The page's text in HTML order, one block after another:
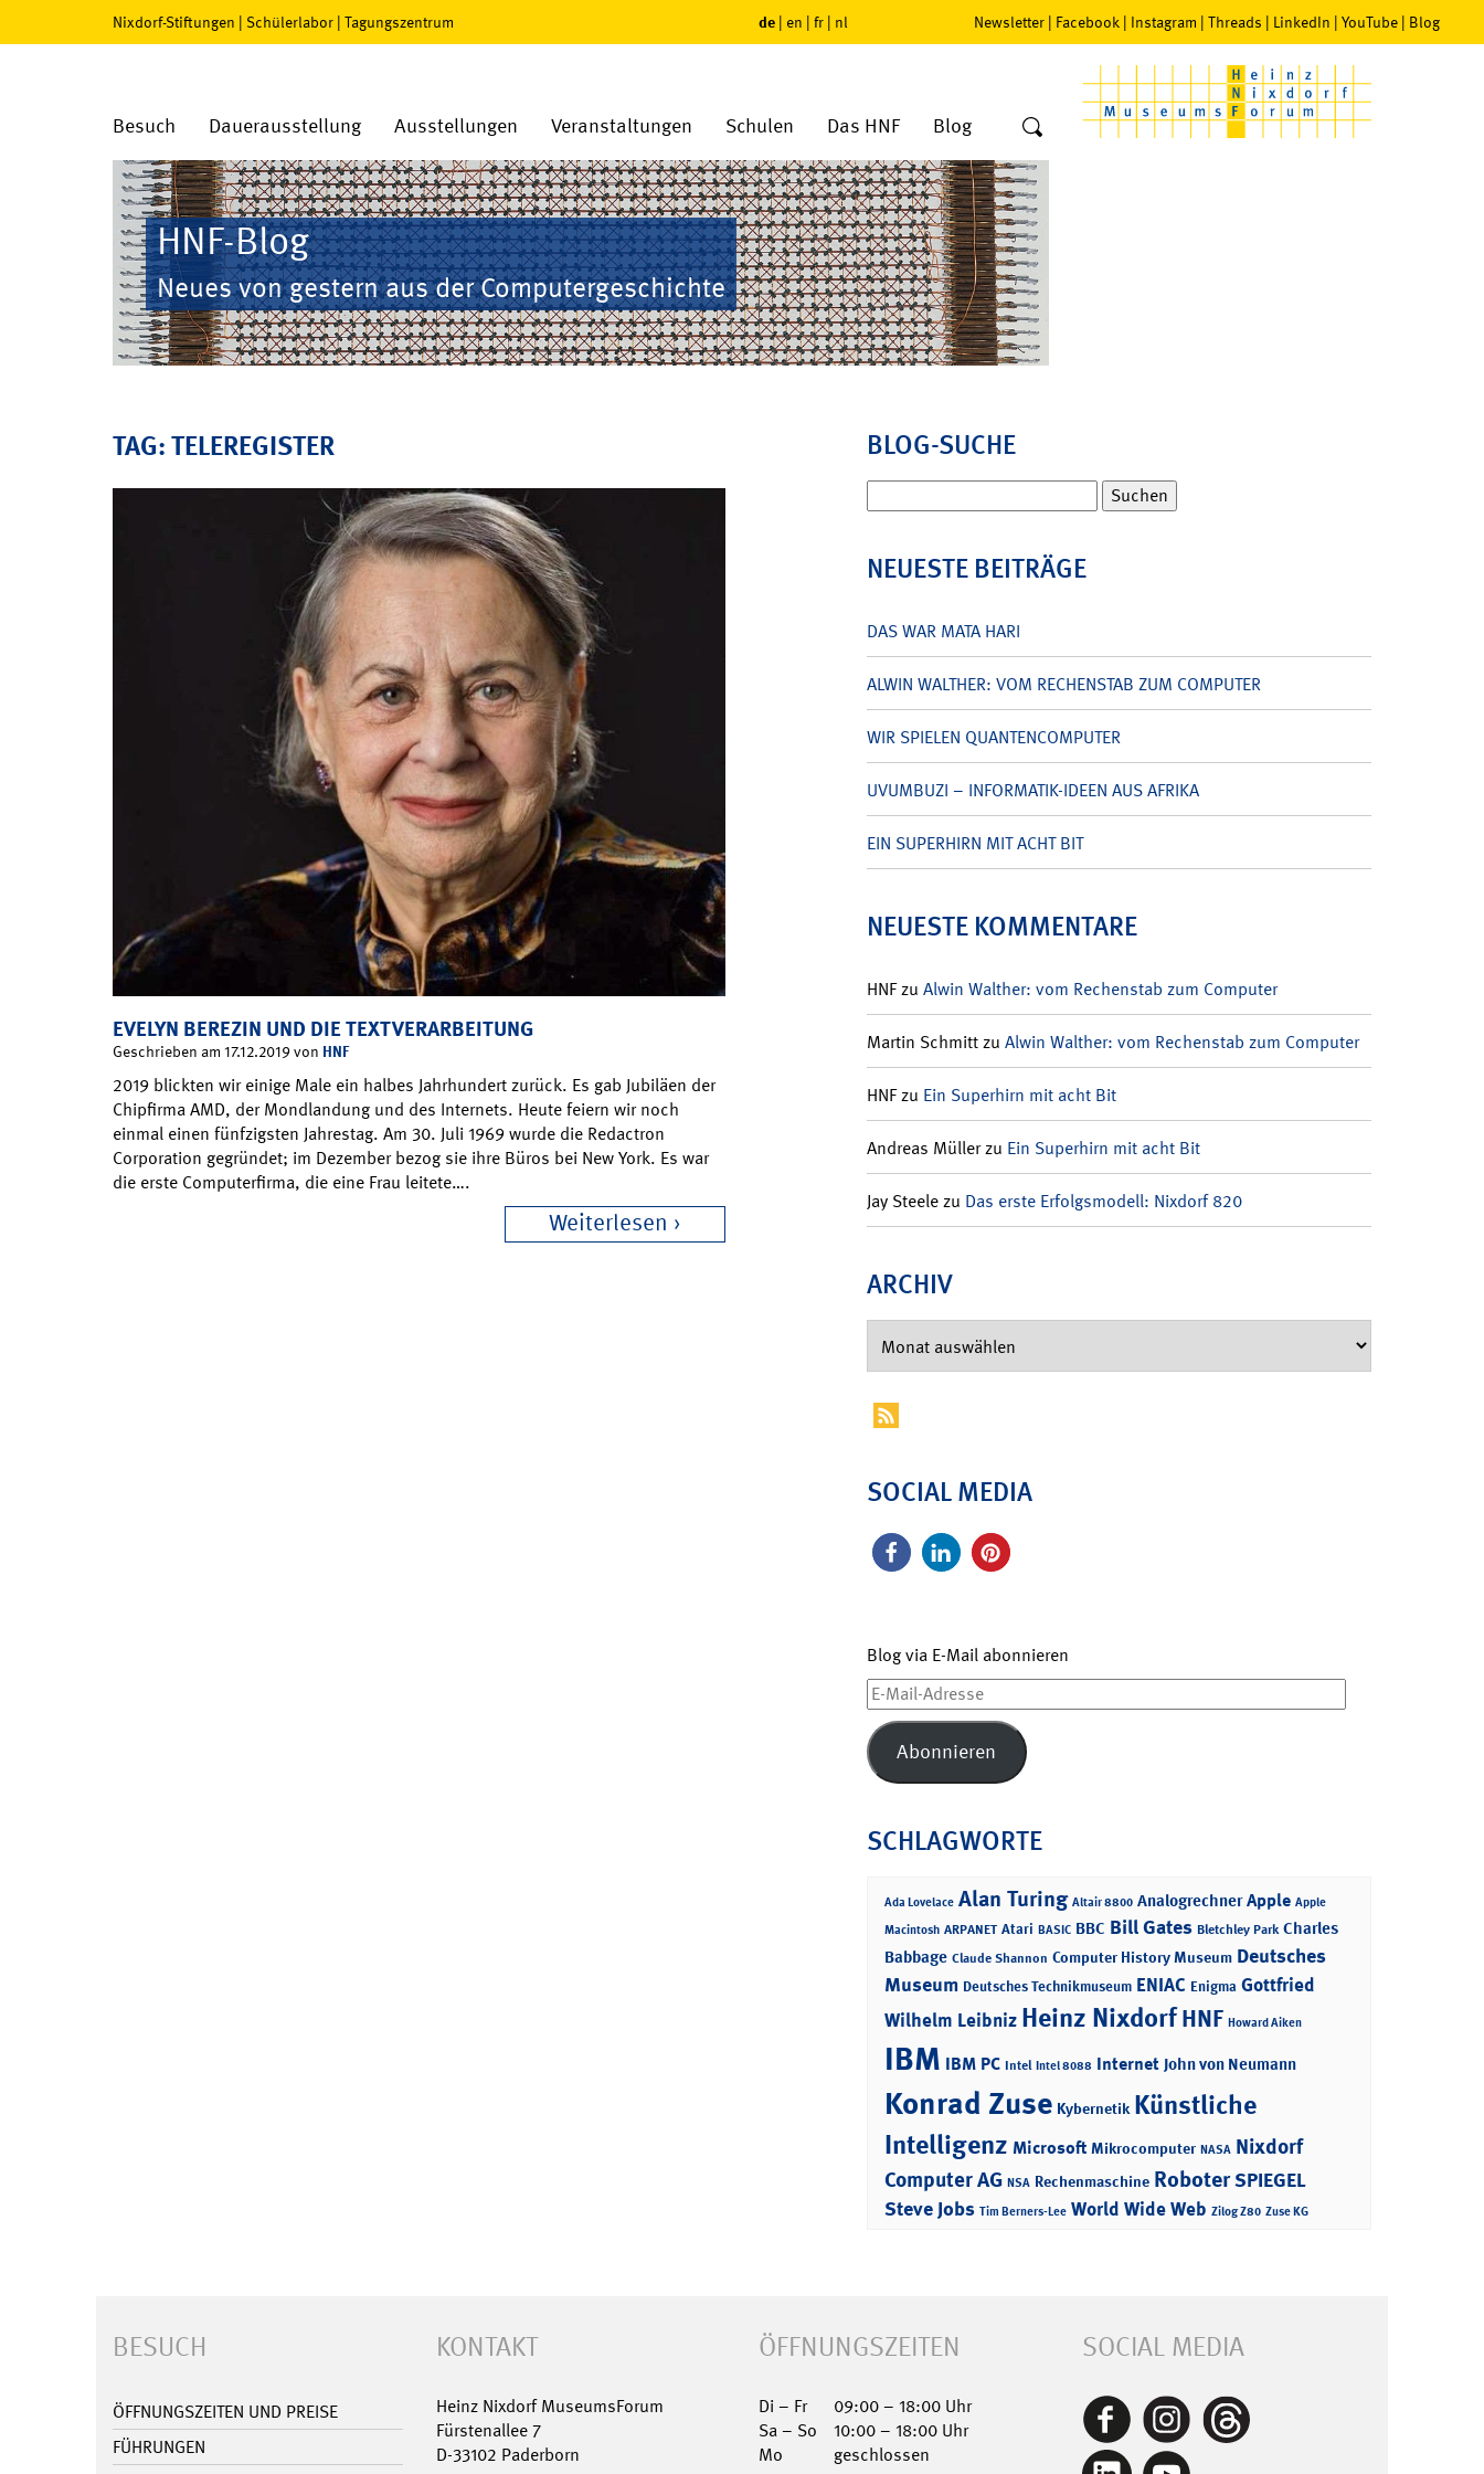
Nixdorf-Stiftungen | Schülerlabor | Tagungszentrum de | en | fr | nl Newsletter | Facebook | Instagram | Threads | LinkedIn | YouTube | Blog
Besuch Dauerausstellung Ausstellungen Veranstaltungen Schulen Das HNF Blog
HNF-Blog
Neues von gestern aus der Computergeschichte
TAG: TELEREGISTER
EVELYN BEREZIN UND DIE TEXTVERARBEITUNG
Geschrieben am 17.12.2019 von HNF
2019 blickten wir einige Male ein halbes Jahrhundert zurück. Es gab Jubiläen der
Chipfirma AMD, der Mondlandung und des Internets. Heute feiern wir noch
einmal einen fünfzigsten Jahrestag. Am 30. Juli 1969 wurde die Redactron
Corporation gegründet; im Dezember bezog sie ihre Büros bei New York. Es war
die erste Computerfirma, die eine Frau leitete….
Weiterlesen
BLOG-SUCHE
nach:
NEUESTE BEITRÄGE
DAS WAR MATA HARI
ALWIN WALTHER: VOM RECHENSTAB ZUM COMPUTER
WIR SPIELEN QUANTENCOMPUTER
UVUMBUZI – INFORMATIK-IDEEN AUS AFRIKA
EIN SUPERHIRN MIT ACHT BIT
NEUESTE KOMMENTARE
HNFzu Alwin Walther: vom Rechenstab zum Computer
Martin Schmittzu Alwin Walther: vom Rechenstab zum Computer
HNFzu Ein Superhirn mit acht Bit
Andreas Müllerzu Ein Superhirn mit acht Bit
Jay Steelezu Das erste Erfolgsmodell: Nixdorf 820
ARCHIV
SOCIAL MEDIA
Blog via E-Mail abonnieren
E-
Mail-
Adresse
Abonnieren
SCHLAGWORTE
Ada Lovelace Alan Turing Altair 8800 Analogrechner Apple Apple
Macintosh ARPANET Atari BASIC BBC Bill Gates Bletchley Park Charles
Babbage Claude Shannon Computer History Museum Deutsches
Museum Deutsches Technikmuseum ENIAC Enigma Gottfried
Wilhelm Leibniz Heinz NixdorfHNF Howard Aiken
IBM IBM PC Intel Intel 8088 Internet John von Neumann
Konrad Zuse Kybernetik Künstliche
Intelligenz Microsoft Mikrocomputer NASA Nixdorf
Computer AG NSA Rechenmaschine RoboterSPIEGEL
Steve Jobs Tim Berners-Lee World Wide Web Zilog Z80 Zuse KG
BESUCH
ÖFFNUNGSZEITEN UND PREISE
FÜHRUNGEN
KONTAKT
Heinz Nixdorf MuseumsForum
Fürstenallee 7
D-33102 Paderborn
ÖFFNUNGSZEITEN
Di – Fr
09:00 – 18:00 Uhr
Sa – So
10:00 – 18:00 Uhr
Mo
geschlossen
SOCIAL MEDIA